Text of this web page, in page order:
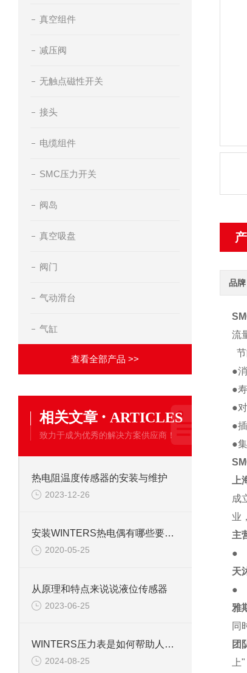
品牌
流
●
●
●
●
●
成
业
主
●
天
●
雅
同
团
真空组件
减压阀
无触点磁性开关
接头
电缆组件
SMC压力开关
阀岛
真空吸盘
阀门
气动滑台
气缸
查看全部产品 >>
相关文章 · ARTICLES
致力于成为优秀的解决方案供应商！
热电阻温度传感器的安装与维护
2023-12-26
安装WINTERS热电偶有哪些要求？
2020-05-25
从原理和特点来说说液位传感器
2023-06-25
WINTERS压力表是如何帮助人们应对冬季压力的？
2024-08-25